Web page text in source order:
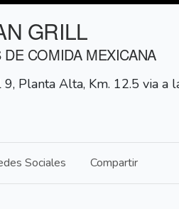
GRILL
DE COMIDA MEXICANA
Planta Alta, Km. 12.5 via a
Sociales Compartir